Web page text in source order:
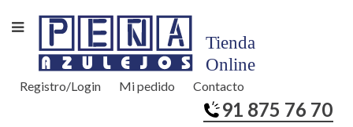
Registro/Login Mi pedido Contacto
91 875 76 70